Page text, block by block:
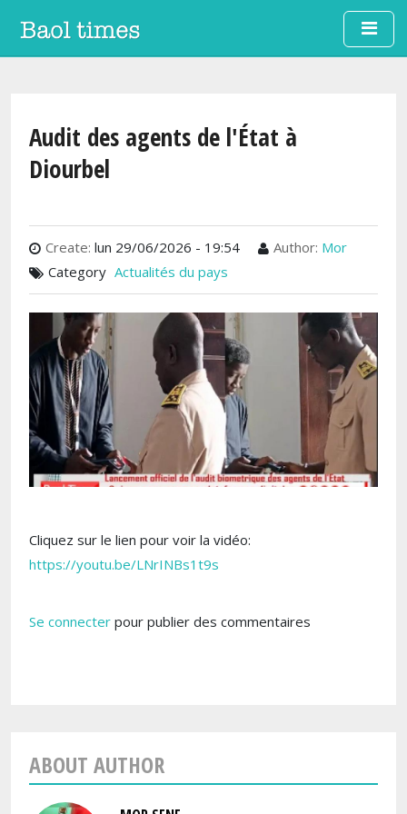
Aller au contenu principal
Audit des agents de l'État à
Diourbel
Create: lun 29/06/2026 - 19:54 Author: Mor
Category Actualités du pays
Cliquez sur le lien pour voir la vidéo:
https://youtu.be/LNrINBs1t9s
Se connecter pour publier des commentaires
ABOUT AUTHOR